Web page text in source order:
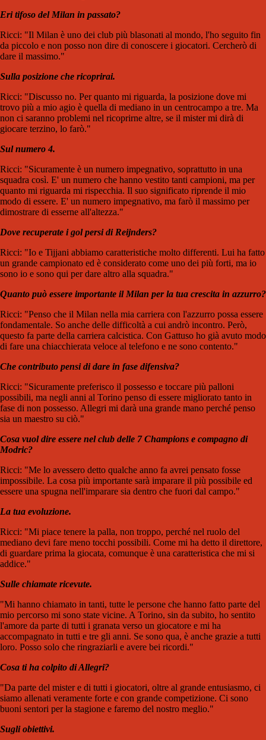
Eri tifoso del Milan in passato?
Ricci: "Il Milan è uno dei club più blasonati al mondo, l'ho seguito fin
da piccolo e non posso non dire di conoscere i giocatori. Cercherò di
dare il massimo."
Sulla posizione che ricoprirai.
Ricci: "Discusso no. Per quanto mi riguarda, la posizione dove mi
trovo più a mio agio è quella di mediano in un centrocampo a tre. Ma
non ci saranno problemi nel ricoprirne altre, se il mister mi dirà di
giocare terzino, lo farò."
Sul numero 4.
Ricci: "Sicuramente è un numero impegnativo, soprattutto in una
squadra così. E' un numero che hanno vestito tanti campioni, ma per
quanto mi riguarda mi rispecchia. Il suo significato riprende il mio
modo di essere. E' un numero impegnativo, ma farò il massimo per
dimostrare di esserne all'altezza."
Dove recuperate i gol persi di Reijnders?
Ricci: "Io e Tijjani abbiamo caratteristiche molto differenti. Lui ha fatto
un grande campionato ed è considerato come uno dei più forti, ma io
sono io e sono qui per dare altro alla squadra."
Quanto può essere importante il Milan per la tua crescita in azzurro?
Ricci: "Penso che il Milan nella mia carriera con l'azzurro possa essere
fondamentale. So anche delle difficoltà a cui andrò incontro. Però,
questo fa parte della carriera calcistica. Con Gattuso ho già avuto modo
di fare una chiacchierata veloce al telefono e ne sono contento."
Che contributo pensi di dare in fase difensiva?
Ricci: "Sicuramente preferisco il possesso e toccare più palloni
possibili, ma negli anni al Torino penso di essere migliorato tanto in
fase di non possesso. Allegri mi darà una grande mano perché penso
sia un maestro su ciò."
Cosa vuol dire essere nel club delle 7 Champions e compagno di
Modric?
Ricci: "Me lo avessero detto qualche anno fa avrei pensato fosse
impossibile. La cosa più importante sarà imparare il più possibile ed
essere una spugna nell'imparare sia dentro che fuori dal campo."
La tua evoluzione.
Ricci: "Mi piace tenere la palla, non troppo, perché nel ruolo del
mediano devi fare meno tocchi possibili. Come mi ha detto il direttore,
di guardare prima la giocata, comunque è una caratteristica che mi si
addice."
Sulle chiamate ricevute.
"Mi hanno chiamato in tanti, tutte le persone che hanno fatto parte del
mio percorso mi sono state vicine. A Torino, sin da subito, ho sentito
l'amore da parte di tutti i granata verso un giocatore e mi ha
accompagnato in tutti e tre gli anni. Se sono qua, è anche grazie a tutti
loro. Posso solo che ringraziarli e avere bei ricordi."
Cosa ti ha colpito di Allegri?
"Da parte del mister e di tutti i giocatori, oltre al grande entusiasmo, ci
siamo allenati veramente forte e con grande competizione. Ci sono
buoni sentori per la stagione e faremo del nostro meglio."
Sugli obiettivi.